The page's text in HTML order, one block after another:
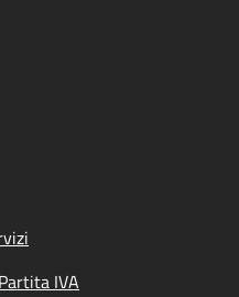
IVA